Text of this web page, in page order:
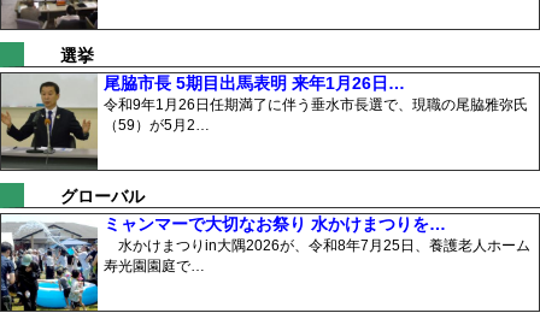
選挙
尾脇市長 5期目出馬表明 来年1月26日…
令和9年1月26日任期満了に伴う垂水市長選で、現職の尾脇雅弥氏
（59）が5月2…
グローバル
ミャンマーで大切なお祭り 水かけまつりを…
水かけまつりin大隅2026が、令和8年7月25日、養護老人ホーム
寿光園園庭で…